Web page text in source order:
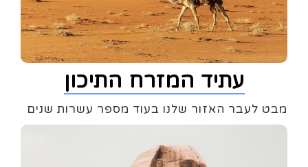
עתיד המזרח התיכון
מבט לעבר האזור שלנו בעוד מספר עשרות שנים